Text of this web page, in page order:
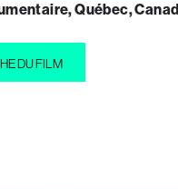
Québec,
DU FILM